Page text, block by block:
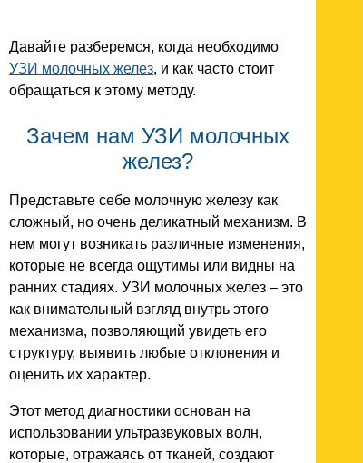
Давайте разберемся, когда необходимо
УЗИ молочных желез, и как часто стоит
обращаться к этому методу.
Зачем нам УЗИ молочных
желез?
Представьте себе молочную железу как
сложный, но очень деликатный механизм. В
нем могут возникать различные изменения,
которые не всегда ощутимы или видны на
ранних стадиях. УЗИ молочных желез – это
как внимательный взгляд внутрь этого
механизма, позволяющий увидеть его
структуру, выявить любые отклонения и
оценить их характер.
Этот метод диагностики основан на
использовании ультразвуковых волн,
которые, отражаясь от тканей, создают